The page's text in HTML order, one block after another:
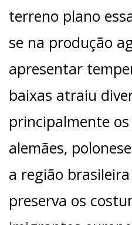
terreno plano
se na produção
apresentar
baixas atraiu
principalmente
alemães,
a região
preserva os